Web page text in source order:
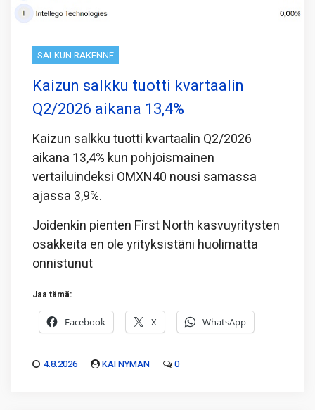
SALKUN RAKENNE
Kaizun salkku tuotti kvartaalin
Q2/2026 aikana 13,4%
Kaizun salkku tuotti kvartaalin Q2/2026
aikana 13,4% kun pohjoismainen
vertailuindeksi OMXN40 nousi samassa
ajassa 3,9%.
Joidenkin pienten First North kasvuyritysten
osakkeita en ole yrityksistäni huolimatta
onnistunut
Jaa tämä:
Facebook X WhatsApp
4.8.2026 KAI NYMAN 0